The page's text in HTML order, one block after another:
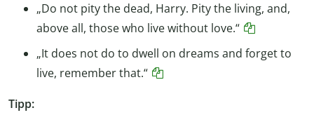
„Do not pity the dead, Harry. Pity the living, and,
above all, those who live without love.“
„It does not do to dwell on dreams and forget to
live, remember that.“
Tipp: